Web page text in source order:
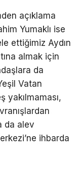
açıklama
Yumaklı ise
ettiğimiz Aydın
almak için
da
Vatan
yakılmaması,
da alev
ihbarda